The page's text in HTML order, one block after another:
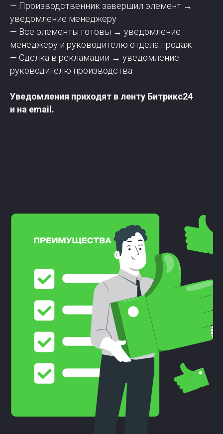
— Производственник завершил элемент →
уведомление менеджеру
— Все элементы готовы → уведомление
менеджеру и руководителю отдела продаж
— Сделка в рекламации → уведомление
руководителю производства
Уведомления приходят в ленту Битрикс24
и на email.